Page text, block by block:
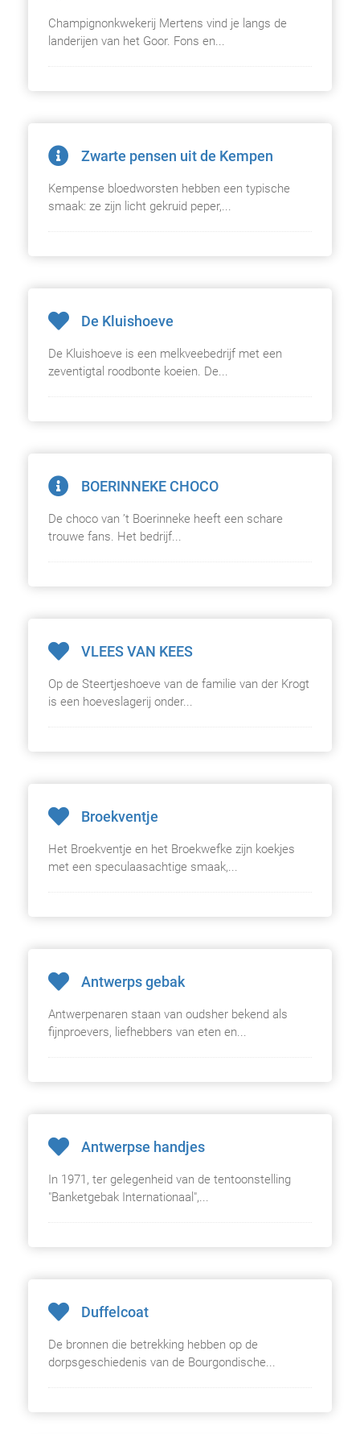
Champignonkwekerij Mertens vind je langs de
landerijen van het Goor. Fons en...
Zwarte pensen uit de Kempen
Kempense bloedworsten hebben een typische
smaak: ze zijn licht gekruid peper,...
De Kluishoeve
De Kluishoeve is een melkveebedrijf met een
zeventigtal roodbonte koeien. De...
BOERINNEKE CHOCO
De choco van ’t Boerinneke heeft een schare
trouwe fans. Het bedrijf...
VLEES VAN KEES
Op de Steertjeshoeve van de familie van der Krogt
is een hoeveslagerij onder­...
Broekventje
Het Broekventje en het Broekwefke zijn koekjes
met een speculaasachtige smaak,...
Antwerps gebak
Antwerpenaren staan van oudsher bekend als
fijnproevers, liefhebbers van eten en...
Antwerpse handjes
In 1971, ter gelegenheid van de tentoonstelling
"Banketgebak Internationaal",...
Duffelcoat
De bronnen die betrekking hebben op de
dorpsgeschiedenis van de Bourgondische...